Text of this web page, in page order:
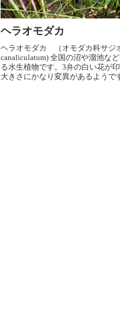
ヘラオモダカ
ヘラオモダカ （オモダカ科サジ
canaliculatum) 全国の沼や溜池な
る水生植物です。3弁の白い花が
大きさにかなり変異があるようで